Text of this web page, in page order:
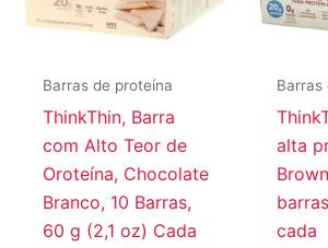
Barras de proteína
ThinkThin, Barra
com Alto Teor de
Oroteína, Chocolate
Branco, 10 Barras,
60 g (2,1 oz) Cada
Barras
alta
cada